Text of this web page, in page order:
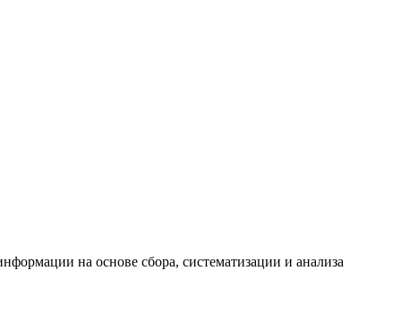
на основе сбора, систематизации и анализа